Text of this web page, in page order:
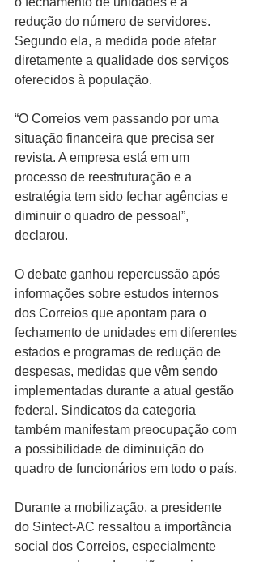
redução do número de servidores.
Segundo ela, a medida pode afetar
diretamente a qualidade dos serviços
oferecidos à população.
“O Correios vem passando por uma
situação financeira que precisa ser
revista. A empresa está em um
processo de reestruturação e a
estratégia tem sido fechar agências e
diminuir o quadro de pessoal”,
declarou.
O debate ganhou repercussão após
informações sobre estudos internos
dos Correios que apontam para o
fechamento de unidades em diferentes
estados e programas de redução de
despesas, medidas que vêm sendo
implementadas durante a atual gestão
federal. Sindicatos da categoria
também manifestam preocupação com
a possibilidade de diminuição do
quadro de funcionários em todo o país.
Durante a mobilização, a presidente
do Sintect-AC ressaltou a importância
social dos Correios, especialmente